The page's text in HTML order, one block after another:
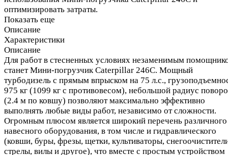
оптимизировать затраты.
Показать еще
Описание
Характеристики
Описание
Для работ в стесненных условиях незаменимым
станет Мини-погрузчик Caterpillar 246C. Мощный
турбодизель с прямым впрыском на 75 л.с.,
975 кг (1099 кг с противовесом), небольшой радиус
(2.4 м по ковшу) позволяют максимально эффективно
выполнять любые виды работ, независимо от сложности.
Огромным плюсом является широкий перечень различного
навесного оборудования, в том числе и гидравлического
(ковши, буры, фрезы, щетки, культиваторы,
стрелы, вилы и другое), что вместе с простым устройством